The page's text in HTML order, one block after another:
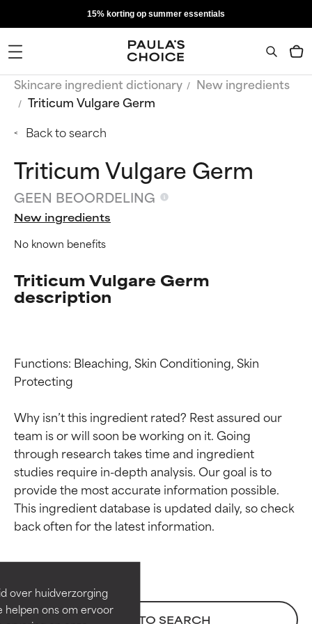
over huidverzorging
helpen ons om ervoor
15% korting op summer essentials
Skincare ingredient dictionary
New ingredients
Triticum Vulgare Germ
Back to search
Triticum Vulgare Germ
GEEN BEOORDELING
New ingredients
No known benefits
Triticum Vulgare Germ
description
Functions: Bleaching, Skin Conditioning, Skin
Protecting
Why isn’t this ingredient rated? Rest assured our
team is or will soon be working on it. Going
through research takes time and ingredient
studies require in-depth analysis. Our goal is to
provide the most accurate information possible.
This ingredient database is updated daily, so check
BACK TO SEARCH
Beoordelingen van
ingrediënten
Bewezen en ondersteund door
onafhankelijk onderzoek.
Uitstekend actief ingrediënt
Beoordelingen van
ingrediënten
Bewezen en ondersteund door
onafhankelijk onderzoek.
Uitstekend actief ingrediënt